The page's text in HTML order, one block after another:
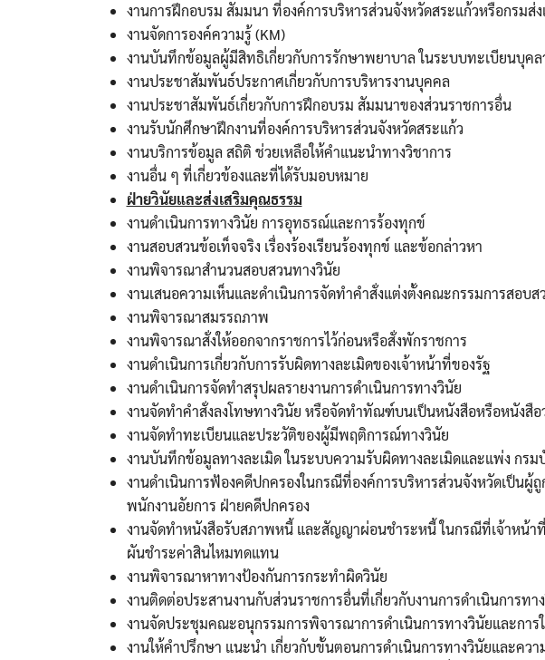
Search
for:
Search
งานการฝึกอบรม สัมมนา ที่องค์การบริหารส่วนจังหวัดสระแก้วหรือกรมส่
งานจัดการองค์ความรู้ (KM)
งานบันทึกข้อมูลผู้มีสิทธิเกี่ยวกับการรักษาพยาบาล ในระบบทะเบียนบุค
งานประชาสัมพันธ์ประกาศเกี่ยวกับการบริหารงานบุคคล
งานประชาสัมพันธ์เกี่ยวกับการฝึกอบรม สัมมนาของส่วนราชการอื่น
งานรับนักศึกษาฝึกงานที่องค์การบริหารส่วนจังหวัดสระแก้ว
งานบริการข้อมูล สถิติ ช่วยเหลือให้คำแนะนำทางวิชาการ
งานอื่น ๆ ที่เกี่ยวข้องและที่ได้รับมอบหมาย
ฝ่ายวินัยและส่งเสริมคุณธรรม
งานดำเนินการทางวินัย การอุทธรณ์และการร้องทุกข์
งานสอบสวนข้อเท็จจริง เรื่องร้องเรียนร้องทุกข์ และข้อกล่าวหา
งานพิจารณาสำนวนสอบสวนทางวินัย
งานเสนอความเห็นและดำเนินการจัดทำคำสั่งแต่งตั้งคณะกรรมการสอบส
งานพิจารณาสมรรถภาพ
งานพิจารณาสั่งให้ออกจากราชการไว้ก่อนหรือสั่งพักราชการ
งานดำเนินการเกี่ยวกับการรับผิดทางละเมิดของเจ้าหน้าที่ของรัฐ
งานดำเนินการจัดทำสรุปผลรายงานการดำเนินการทางวินัย
งานจัดทำคำสั่งลงโทษทางวินัย หรือจัดทำทัณฑ์บนเป็นหนังสือหรือหนังสือ
งานจัดทำทะเบียนและประวัติของผู้มีพฤติการณ์ทางวินัย
งานบันทึกข้อมูลทางละเมิด ในระบบความรับผิดทางละเมิดและแพ่ง กรม
งานดำเนินการฟ้องคดีปกครองในกรณีที่องค์การบริหารส่วนจังหวัดเป็น
พนักงานอัยการ ฝ่ายคดีปกครอง
งานจัดทำหนังสือรับสภาพหนี้ และสัญญาผ่อนชำระหนี้ ในกรณีที่เจ้าหน้า
ผันชำระค่าสินไหมทดแทน
งานพิจารณาหาทางป้องกันการกระทำผิดวินัย
งานติดต่อประสานงานกับส่วนราชการอื่นที่เกี่ยวกับงานการดำเนินการทา
งานจัดประชุมคณะอนุกรรมการพิจารณาการดำเนินการทางวินัยและการ
งานให้คำปรึกษา แนะนำ เกี่ยวกับขั้นตอนการดำเนินการทางวินัยและคว